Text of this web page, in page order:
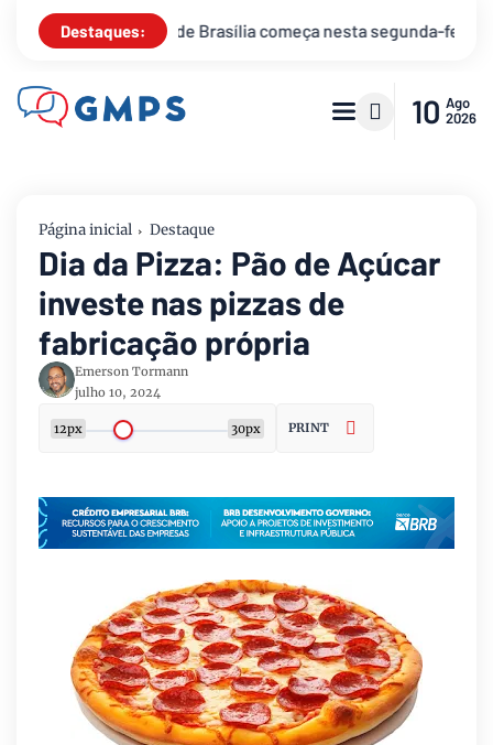
Destaques:
começa nesta segunda-feira Está na hora de
10 Ago
2026
Página inicial Destaque
Dia da Pizza: Pão de Açúcar
investe nas pizzas de
fabricação própria
Emerson Tormann
julho 10, 2024
12px 30px PRINT